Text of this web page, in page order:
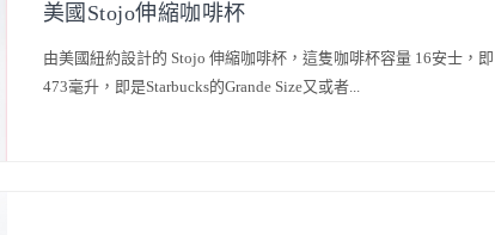
美國Stojo伸縮咖啡杯
由美國紐約設計的 Stojo 伸縮咖啡杯，這隻咖啡杯容量 16安士，即
473毫升，即是Starbucks的Grande Size又或者...